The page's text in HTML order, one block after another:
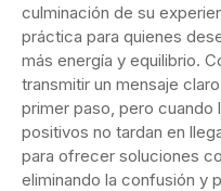
culminación de su
práctica para quienes
más energía y equilibrio.
transmitir un mensaje
primer paso, pero cuando
positivos no tardan en
para ofrecer soluciones
eliminando la confusión y